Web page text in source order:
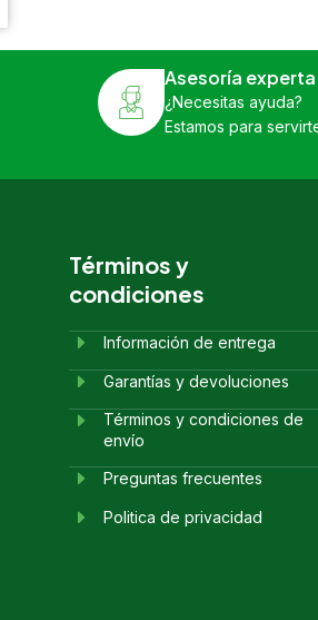
Asesoría experta
¿Necesitas ayuda?
Estamos para
Términos y
condiciones
Información de entrega
Garantías y devoluciones
Términos y condiciones de
envío
Preguntas frecuentes
Politica de privacidad